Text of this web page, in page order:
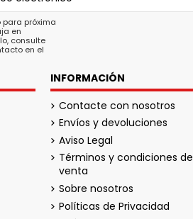
para próxima
en
consulte
en el
INFORMACIÓN
Contacte con nosotros
Envíos y devoluciones
Aviso Legal
Términos y condiciones de
venta
Sobre nosotros
Políticas de Privacidad